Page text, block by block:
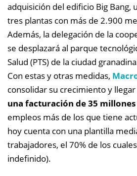
adquisición del edificio Big Bang,
tres plantas con más de 2.900
Además, la delegación de la
se desplazará al parque
Salud (PTS) de la ciudad
Con estas y otras medidas,
consolidar su crecimiento y llegar
una facturación de 35
empleos más de los que tiene
hoy cuenta con una plantilla
trabajadores, el 70% de los
indefinido).